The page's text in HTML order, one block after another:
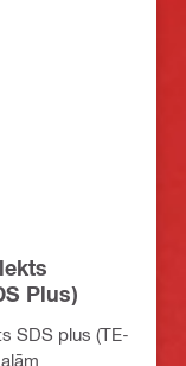
Plus)
SDS plus (TE-